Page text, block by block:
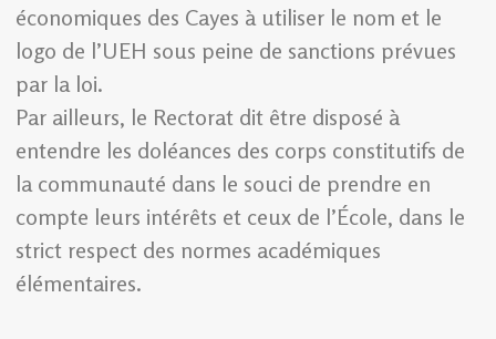
économiques des Cayes à utiliser le nom et le
logo de l’UEH sous peine de sanctions prévues
par la loi.
Par ailleurs, le Rectorat dit être disposé à
entendre les doléances des corps constitutifs de
la communauté dans le souci de prendre en
compte leurs intérêts et ceux de l’École, dans le
strict respect des normes académiques
élémentaires.